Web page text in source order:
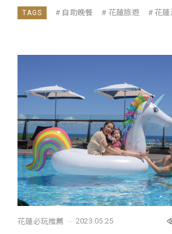
自助晚餐
花蓮旅遊 花蓮
花蓮必玩推薦 2023.05.25